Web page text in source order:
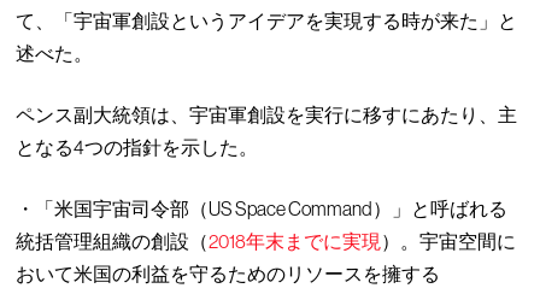
て、「宇宙軍創設というアイデアを実現する時が来た」と
述べた。
ペンス副大統領は、宇宙軍創設を実行に移すにあたり、主
となる4つの指針を示した。
・「米国宇宙司令部（US Space Command）」と呼ばれる
統括管理組織の創設（2018年末までに実現 ）。宇宙空間に
おいて米国の利益を守るためのリソースを擁する